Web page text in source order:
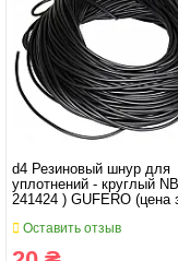
d4 Резиновый шнур для
уплотнений - круглый
241424 ) GUFERO (цена
Оставить отзыв